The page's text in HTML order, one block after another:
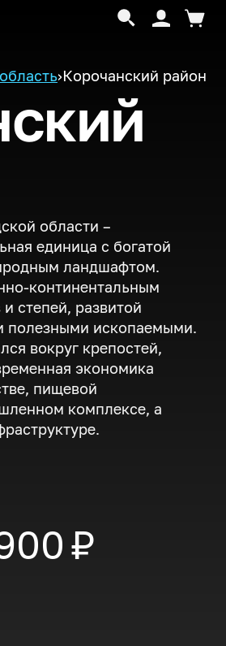
›Корочанский район
области –
единица с богатой
ландшафтом.
континентальным
степей, развитой
полезными ископаемыми.
вокруг крепостей,
экономика
пищевой
комплексе, а
₽